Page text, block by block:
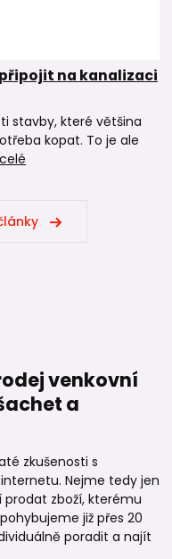
na kanalizaci
stavby, které většina
kopat. To je ale
venkovní
a
zkušenosti s
Nejme tedy jen
prodat zboží, kterému
již přes 20
poradit a najít